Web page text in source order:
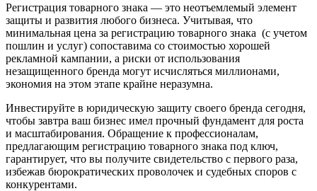
Регистрация товарного знака — это неотъемлемый элемент
защиты и развития любого бизнеса. Учитывая, что
минимальная цена за регистрацию товарного знака (с учетом
пошлин и услуг) сопоставима со стоимостью хорошей
рекламной кампании, а риски от использования
незащищенного бренда могут исчисляться миллионами,
экономия на этом этапе крайне неразумна.
Инвестируйте в юридическую защиту своего бренда сегодня,
чтобы завтра ваш бизнес имел прочный фундамент для роста
и масштабирования. Обращение к профессионалам,
предлагающим регистрацию товарного знака под ключ,
гарантирует, что вы получите свидетельство с первого раза,
избежав бюрократических проволочек и судебных споров с
конкурентами.